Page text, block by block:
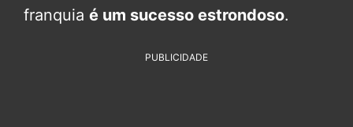
franquia é um sucesso estrondoso.
PUBLICIDADE